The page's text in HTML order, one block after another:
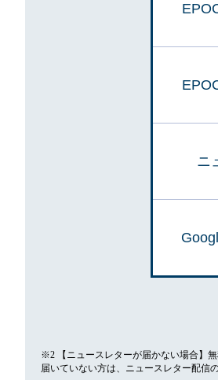
ニ
※2 【ニュースレターが届かない場合】
届いていない方は、ニュースレター配信